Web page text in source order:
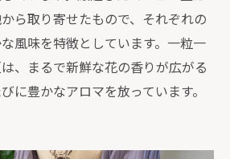
ら取り寄せたもので、それぞれの
風味を特徴としています。一粒一
、まるで新鮮な花の香りが広がる
に豊かなアロマを放っています。